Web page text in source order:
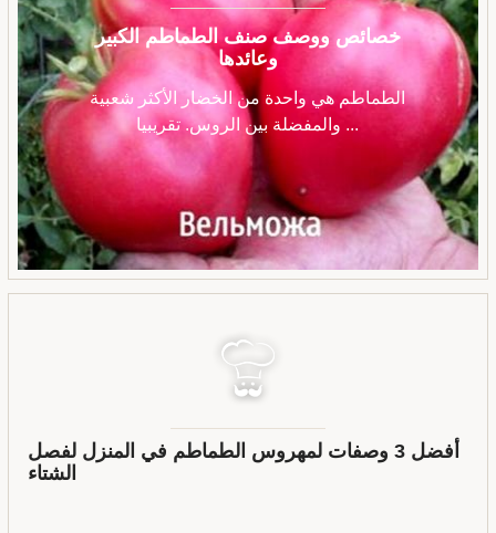
خصائص ووصف صنف الطماطم الكبير
وعائدها
الطماطم هي واحدة من الخضار الأكثر شعبية
والمفضلة بين الروس. تقريبيا ...
أفضل 3 وصفات لمهروس الطماطم في المنزل لفصل
الشتاء